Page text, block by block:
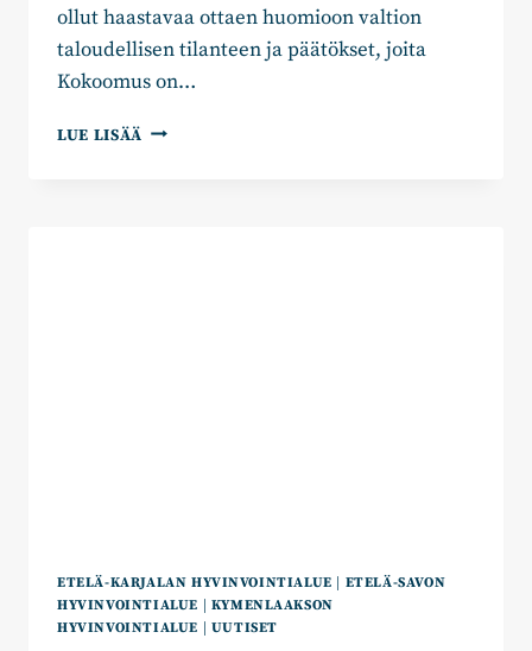
ollut haastavaa ottaen huomioon valtion
taloudellisen tilanteen ja päätökset, joita
Kokoomus on…
LUE LISÄÄ KAAKKOIS-
ETELÄ-KARJALAN HYVINVOINTIALUE
ETELÄ-SAVON
HYVINVOINTIALUE
KYMENLAAKSON
HYVINVOINTIALUE
UUTISET